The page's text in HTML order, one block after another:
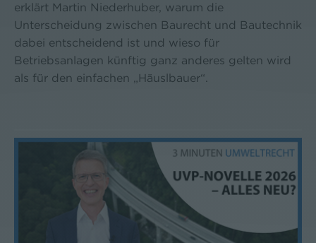
erklärt Martin Niederhuber, warum die
Unterscheidung zwischen Baurecht und Bautechnik
dabei entscheidend ist und wieso für
Betriebsanlagen künftig ganz anderes gelten wird
als für den einfachen „Häuslbauer“.